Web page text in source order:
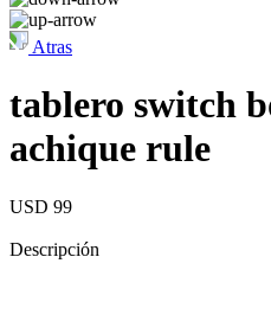
Atras
tablero switch
achique rule
USD 99
Descripción